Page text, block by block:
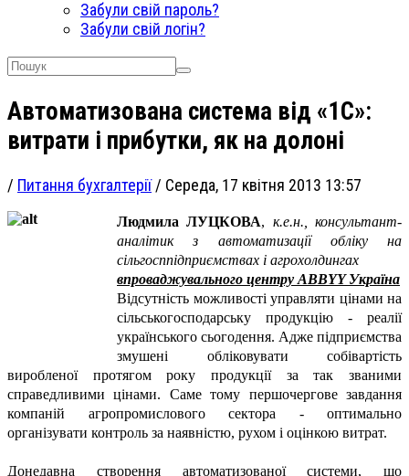
Забули свій пароль?
Забули свій логін?
Автоматизована система від «1С»:
витрати і прибутки, як на долоні
/ Питання бухгалтерії / Середа, 17 квітня 2013 13:57
Людмила ЛУЦКОВА, к.е.н., консультант-
аналітик з автоматизації обліку на
сільгосппідприємствах і агрохолдингах
впроваджувального центру ABBYY Україна
Відсутність можливості управляти цінами на
сільськогосподарську продукцію - реалії
українського сьогодення. Адже підприємства
змушені обліковувати собівартість
виробленої протягом року продукції за так званими
справедливими цінами. Саме тому першочергове завдання
компаній агропромислового сектора - оптимально
організувати контроль за наявністю, рухом і оцінкою витрат.
Донедавна створення автоматизованої системи, що